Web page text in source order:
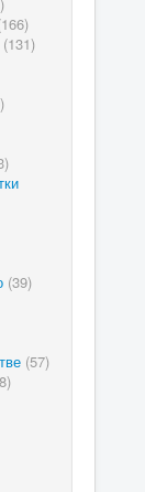
(131)
(39)
(57)